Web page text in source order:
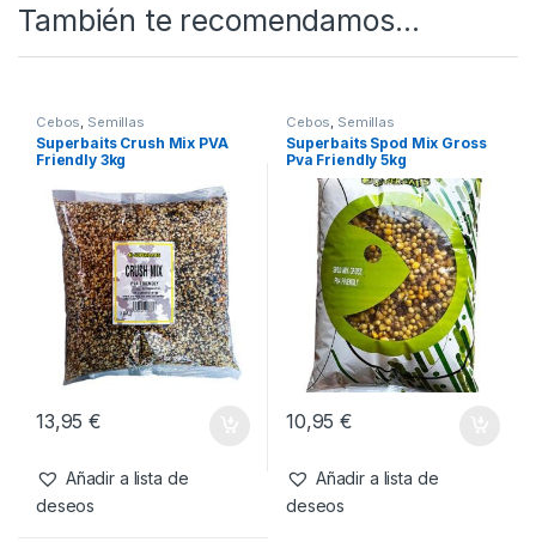
También te recomendamos…
Cebos Semillas
Superbaits Crush Mix PVA
Friendly 3kg
13,95€
Añadir a lista de
deseos
Cebos Semillas
Superbaits Spod Mix Gross
Pva Friendly 5kg
10,95€
Añadir a lista de
deseos